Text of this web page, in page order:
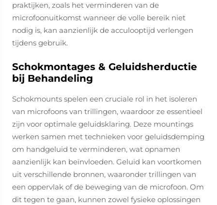
praktijken, zoals het verminderen van de
microfoonuitkomst wanneer de volle bereik niet
nodig is, kan aanzienlijk de acculooptijd verlengen
tijdens gebruik.
Schokmontages & Geluidsherductie
bij Behandeling
Schokmounts spelen een cruciale rol in het isoleren
van microfoons van trillingen, waardoor ze essentieel
zijn voor optimale geluidsklaring. Deze mountings
werken samen met technieken voor geluidsdemping
om handgeluid te verminderen, wat opnamen
aanzienlijk kan beïnvloeden. Geluid kan voortkomen
uit verschillende bronnen, waaronder trillingen van
een oppervlak of de beweging van de microfoon. Om
dit tegen te gaan, kunnen zowel fysieke oplossingen